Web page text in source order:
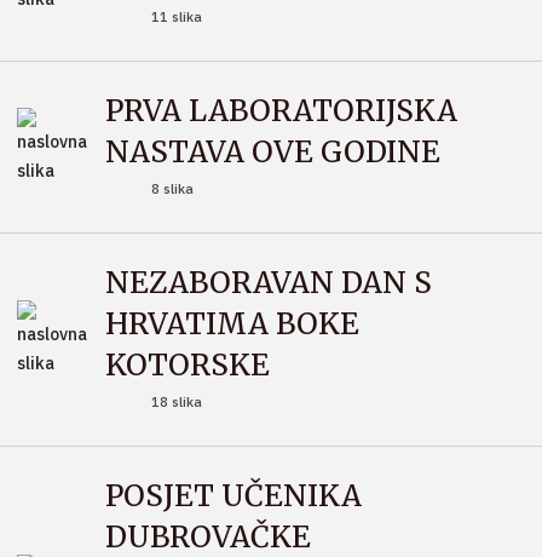
11 slika
PRVA LABORATORIJSKA
NASTAVA OVE GODINE
8 slika
NEZABORAVAN DAN S
HRVATIMA BOKE
KOTORSKE
18 slika
POSJET UČENIKA
DUBROVAČKE